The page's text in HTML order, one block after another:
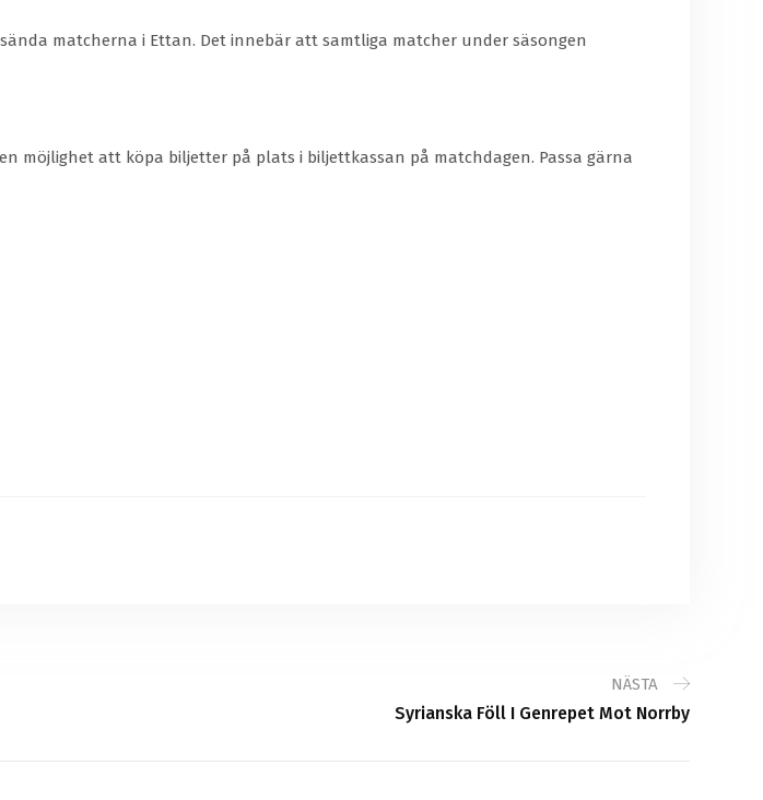
matcherna i Ettan. Det innebär att samtliga matcher under säsongen
möjlighet att köpa biljetter på plats i biljettkassan på matchdagen. Passa gärna
NÄSTA
Syrianska Föll I Genrepet Mot Norrby